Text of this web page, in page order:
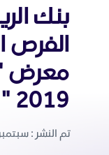
بنك
الفرص
معرض
2019 "
تم النشر : سبتمبر 30 ,2019